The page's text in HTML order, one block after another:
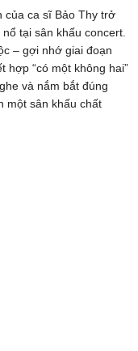
của ca sĩ Bảo Thy trở
tại sân khấu concert.
– gợi nhớ giai đoạn
hợp “có một không hai”
và nắm bắt đúng
một sân khấu chất